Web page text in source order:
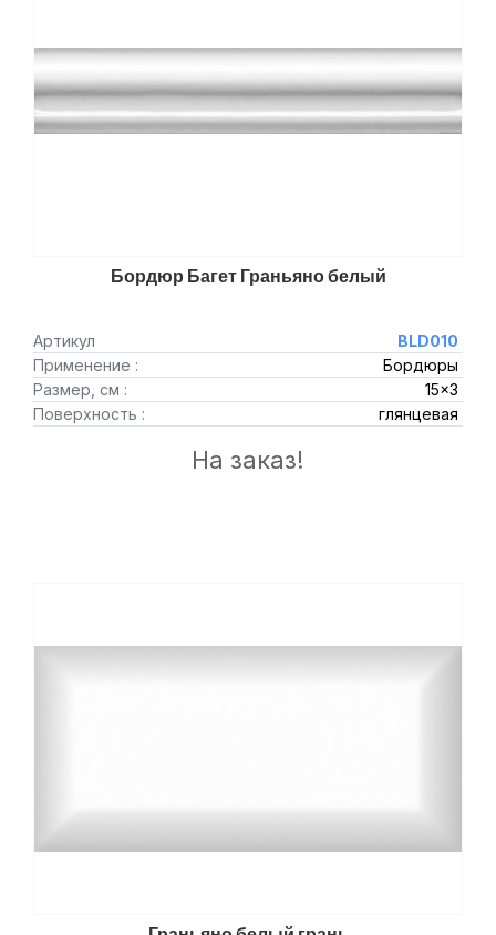
Бордюр Багет Граньяно белый
Артикул
BLD010
Применение :
Бордюры
Размер, см :
15x3
Поверхность :
глянцевая
На заказ!